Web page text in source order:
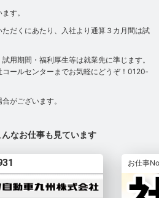
す。
だくにあたり、入社より通算３カ月間は試
用期間・福利厚生等は就業先に準じます。
ールセンターまでお気軽にどうぞ！0120‐
がございます。
なお仕事も見ています
お仕事